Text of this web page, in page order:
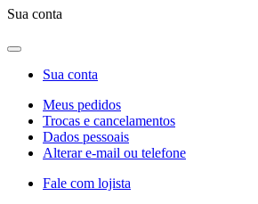
Sua conta
Sua conta
Meus pedidos
Trocas e cancelamentos
Dados pessoais
Alterar e-mail ou telefone
Fale com lojista